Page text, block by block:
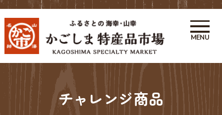
かごしま特産品市場 かご市 鹿
児島の特産品・お土産アンテナ
MENU
チャレンジ商品